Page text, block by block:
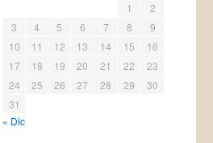
1
2
3
4 5 6 7 8
9
10
11 12 13 14 15
16
17
18 19 20 21 22
23
24
25 26 27 28 29
30
31
« Dic